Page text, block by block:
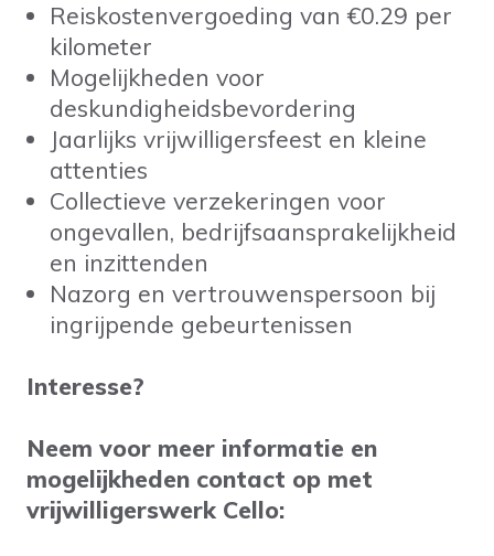
Reiskostenvergoeding van €0.29 per
kilometer
Mogelijkheden voor
deskundigheidsbevordering
Jaarlijks vrijwilligersfeest en kleine
attenties
Collectieve verzekeringen voor
ongevallen, bedrijfsaansprakelijkheid
en inzittenden
Nazorg en vertrouwenspersoon bij
ingrijpende gebeurtenissen
Interesse?
Neem voor meer informatie en
mogelijkheden contact op met
vrijwilligerswerk Cello: